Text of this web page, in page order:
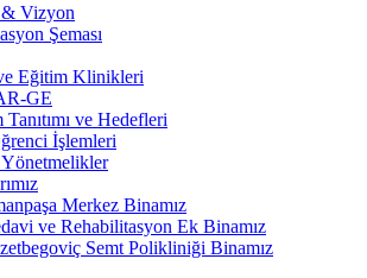
Vizyon
Şeması
Eğitim Klinikleri
GE
Tanıtımı ve Hedefleri
İşlemleri
Yönetmelikler
Merkez Binamız
ve Rehabilitasyon Ek Binamız
Semt Polikliniği Binamız